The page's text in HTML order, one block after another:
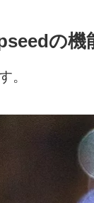
の
。